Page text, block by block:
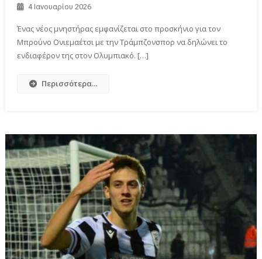
4 Ιανουαρίου 2026
Ένας νέος μνηστήρας εμφανίζεται στο προσκήνιο για τον
Μπρούνο Ονιεμαέτσι με την Τράμπζονσπορ να δηλώνει το
ενδιαφέρον της στον Ολυμπιακό. […]
Περισσότερα...